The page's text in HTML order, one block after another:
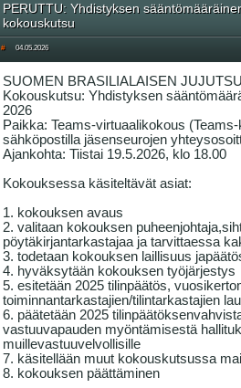
PERUTTU: Yhdistyksen
kokouskutsu
# 04.05.2026
SUOMEN BRASILIALAISEN
Kokouskutsu: Yhdistyksen
2026
Paikka: Teams-virtuaalikokous
sähköpostilla jäsenseurojen
Ajankohta: Tiistai 19.5.2026, klo 18.00
Kokouksessa käsiteltävät asiat:
1. kokouksen avaus
2. valitaan kokouksen
pöytäkirjantarkastajaa ja tarvittaessa
3. todetaan kokouksen laillisuus
4. hyväksytään kokouksen työjärjestys
5. esitetään 2025 tilinpäätös,
toiminnantarkastajien/tilintarkastajien
6. päätetään 2025
vastuuvapauden myöntämisestä
muillevastuuvelvollisille
7. käsitellään muut kokouskutsussa
8. kokouksen päättäminen